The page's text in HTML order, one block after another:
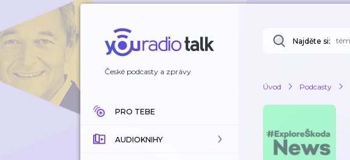
České podcasty a zprávy
PRO TEBE
AUDIOKNIHY
Najděte si:
Úvod Podcasty